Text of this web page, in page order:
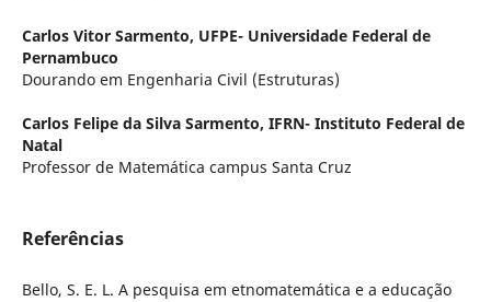
Carlos Vitor Sarmento, UFPE- Universidade Federal de
Pernambuco
Dourando em Engenharia Civil (Estruturas)
Carlos Felipe da Silva Sarmento, IFRN- Instituto Federal de
Natal
Professor de Matemática campus Santa Cruz
Referências
Bello, S. E. L. A pesquisa em etnomatemática e a educação